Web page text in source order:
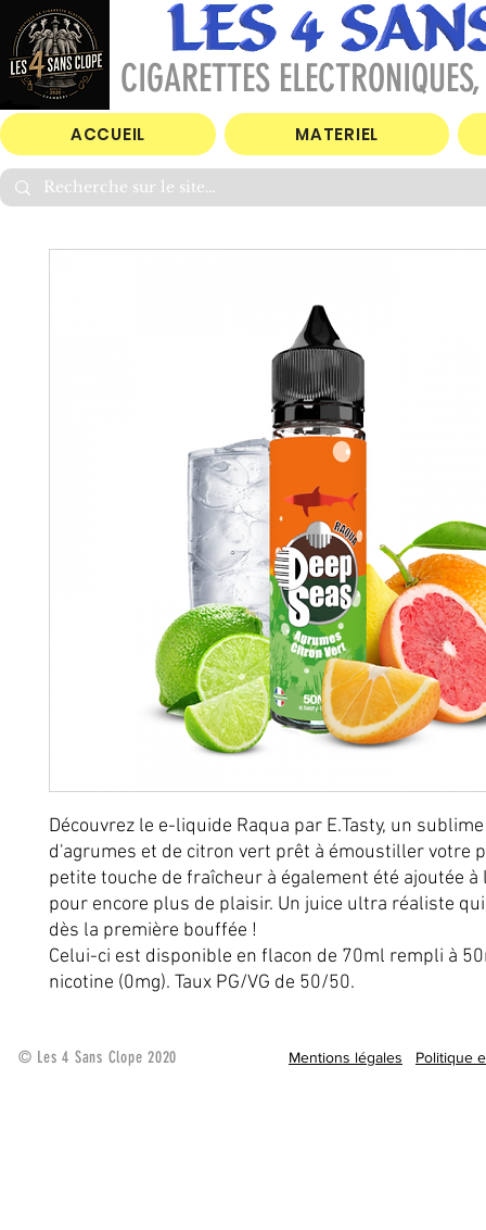
CIGARETTES
ACCUEIL MATERIEL
Découvrez le e-liquide Raqua par E.Tasty, un
d'agrumes et de citron vert prêt à émoustiller votre
petite touche de fraîcheur à également été ajoutée à
pour encore plus de plaisir. Un juice ultra réaliste
dès la première bouffée !
Celui-ci est disponible en flacon de 70ml rempli à
nicotine (0mg). Taux PG/VG de 50/50.
© Les 4 Sans Clope 2020 Mentions légales Politique